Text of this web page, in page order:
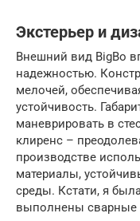
Экстерьер и
Внешний вид BigBo
надежностью.
мелочей,
устойчивость.
маневрировать в
клиренс –
производстве
материалы,
среды. Кстати, я
выполнены